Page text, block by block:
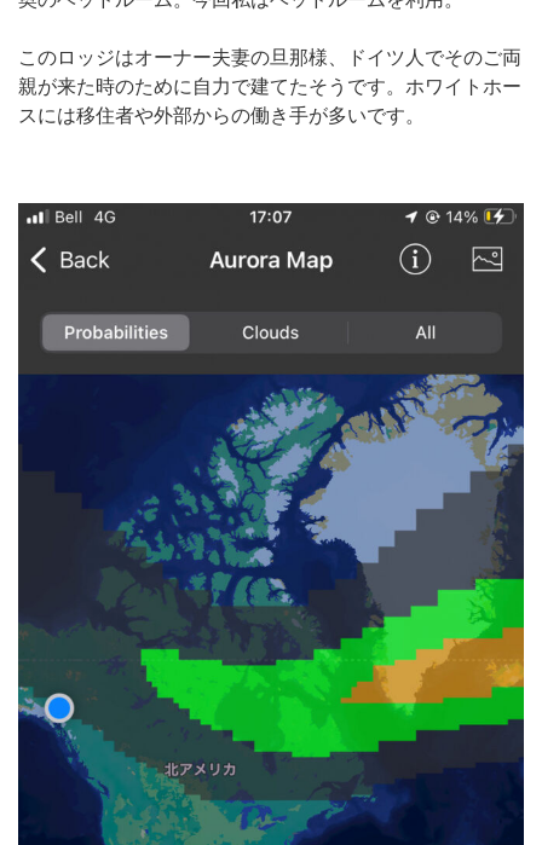
このロッジはオーナー夫妻の旦那様、ドイツ人でそのご両
親が来た時のために自力で建てたそうです。ホワイトホー
スには移住者や外部からの働き手が多いです。